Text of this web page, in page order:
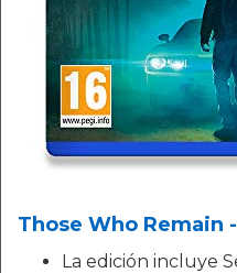
Those Who Remain
La edición incluye